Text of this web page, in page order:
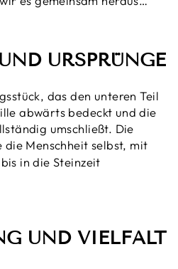
URSPRÜNGE
das den unteren Teil
abwärts bedeckt und die
umschließt. Die
die Menschheit selbst, mit
in die Steinzeit
UND VIELFALT